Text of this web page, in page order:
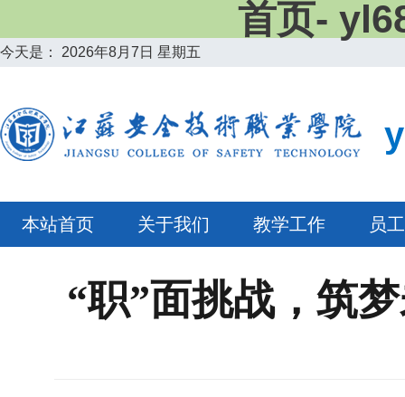
首页-
今天是： 2026年8月7日 星期五
本站首页 关于我们 教学工作 员
“职”面挑战，筑